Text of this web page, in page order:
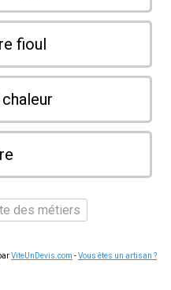
fioul
des métiers
ViteUnDevis.com -Vous êtes un artisan ?